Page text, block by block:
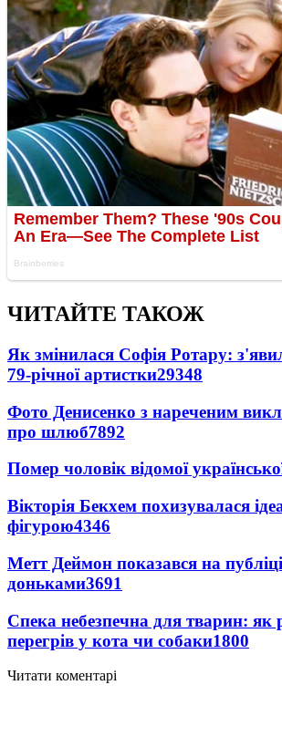
ЧИТАЙТЕ ТАКОЖ
Як змінилася Софія Ротару:
79-річної артистки29348
Фото Денисенко з нареченим
про шлюб7892
Помер чоловік відомої
Вікторія Бекхем похизувалася
фігурою4346
Метт Деймон показався на
доньками3691
Спека небезпечна для тварин: як
перегрів у кота чи собаки1800
Читати коментарі